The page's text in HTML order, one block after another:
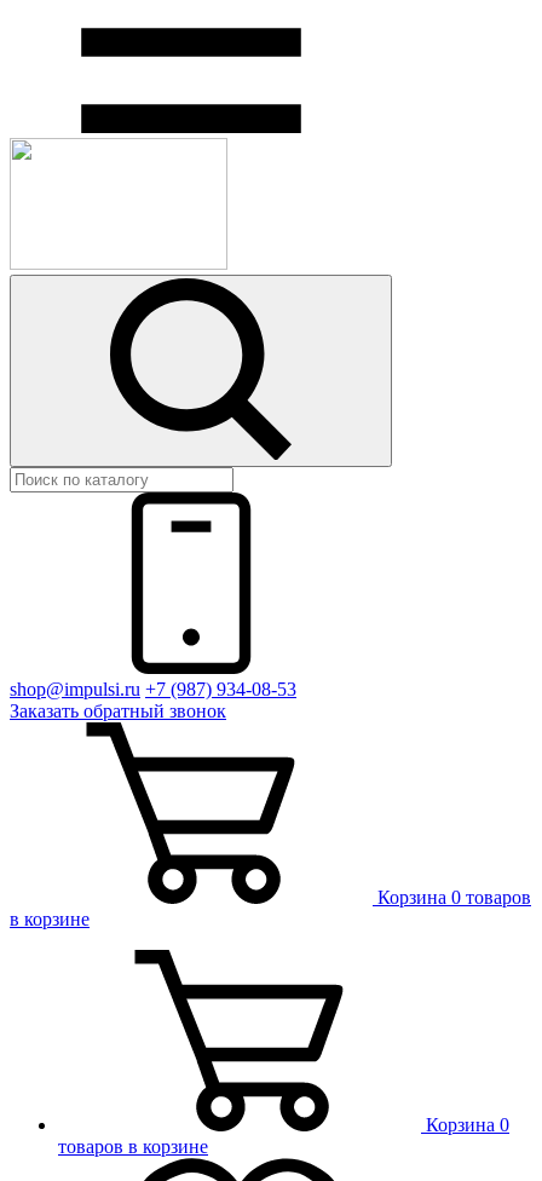
shop@impulsi.ru +7 (987) 934-08-53
Заказать обратный звонок
Корзина 0 товаров
в корзине
Корзина 0
товаров в корзине